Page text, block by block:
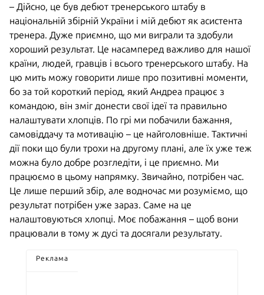
– Дійсно, це був дебют тренерського штабу в
національній збірній України і мій дебют як асистента
тренера. Дуже приємно, що ми виграли та здобули
хороший результат. Це насамперед важливо для нашої
країни, людей, гравців і всього тренерського штабу. На
цю мить можу говорити лише про позитивні моменти,
бо за той короткий період, який Андреа працює з
командою, він зміг донести свої ідеї та правильно
налаштувати хлопців. По грі ми побачили бажання,
самовіддачу та мотивацію – це найголовніше. Тактичні
дії поки що були трохи на другому плані, але їх уже теж
можна було добре розгледіти, і це приємно. Ми
працюємо в цьому напрямку. Звичайно, потрібен час.
Це лише перший збір, але водночас ми розуміємо, що
результат потрібен уже зараз. Саме на це
налаштовуються хлопці. Моє побажання – щоб вони
працювали в тому ж дусі та досягали результату.
Реклама